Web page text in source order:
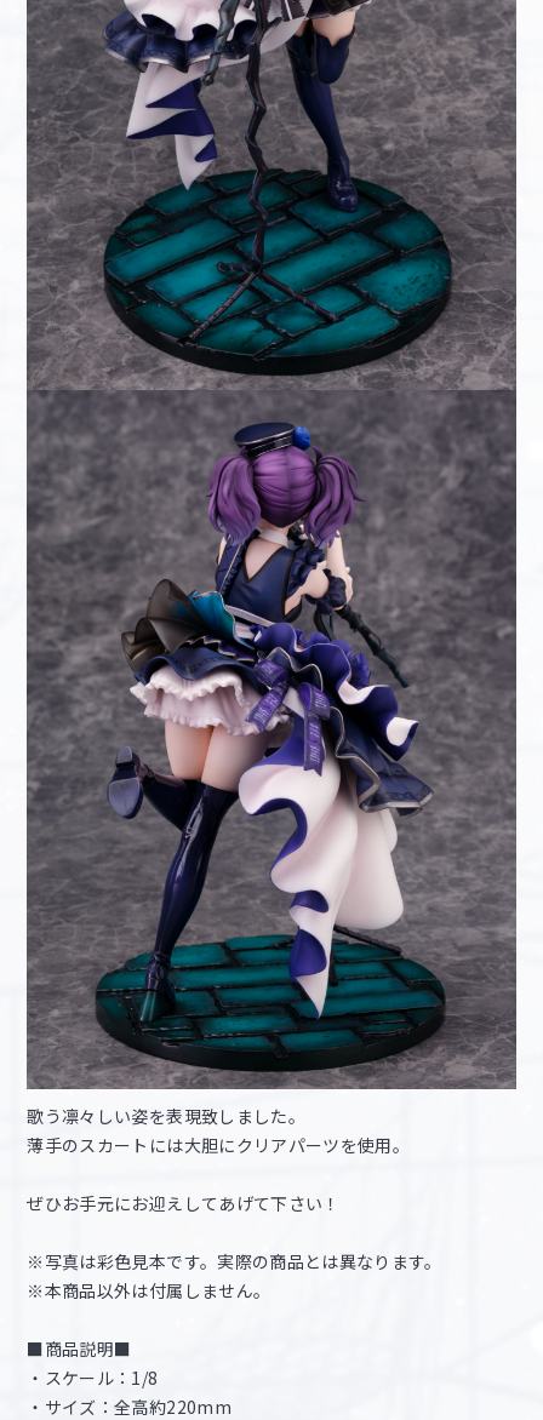
歌う凛々しい姿を表現致しました。
薄手のスカートには大胆にクリアパーツを使用。
ぜひお手元にお迎えしてあげて下さい！
※写真は彩色見本です。実際の商品とは異なります。
※本商品以外は付属しません。
■商品説明■
・スケール：1/8
・サイズ：全高約220mm